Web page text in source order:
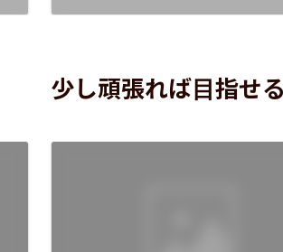
少し頑張れば目指せ